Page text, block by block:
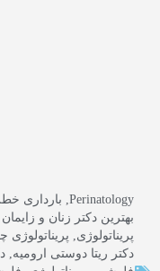
Perinatology
, بارداری
بهترین دکتر زنان و
پریناتولوژی,
دکتر ریتا دوستی ارومیه,